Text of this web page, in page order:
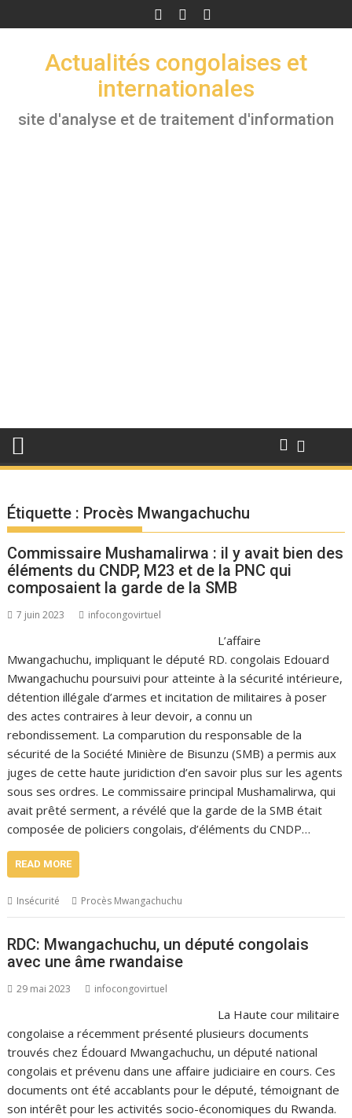
to
Actualités congolaises et
internationales
site d'analyse et de traitement d'information
Étiquette : Procès Mwangachuchu
Commissaire Mushamalirwa : il y avait bien des
éléments du CNDP, M23 et de la PNC qui
composaient la garde de la SMB
7 juin 2023 infocongovirtuel
L’affaire
Mwangachuchu, impliquant le député RD. congolais Edouard
Mwangachuchu poursuivi pour atteinte à la sécurité intérieure,
détention illégale d’armes et incitation de militaires à poser
des actes contraires à leur devoir, a connu un
rebondissement. La comparution du responsable de la
sécurité de la Société Minière de Bisunzu (SMB) a permis aux
juges de cette haute juridiction d’en savoir plus sur les agents
sous ses ordres. Le commissaire principal Mushamalirwa, qui
avait prêté serment, a révélé que la garde de la SMB était
composée de policiers congolais, d’éléments du CNDP…
READ MORE
Insécurité Procès Mwangachuchu
RDC: Mwangachuchu, un député congolais
avec une âme rwandaise
29 mai 2023 infocongovirtuel
La Haute cour militaire
congolaise a récemment présenté plusieurs documents
trouvés chez Édouard Mwangachuchu, un député national
congolais et prévenu dans une affaire judiciaire en cours. Ces
documents ont été accablants pour le député, témoignant de
son intérêt pour les activités socio-économiques du Rwanda.